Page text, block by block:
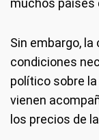
muchos países
Sin embargo,
condiciones
político sobre
vienen
los precios de